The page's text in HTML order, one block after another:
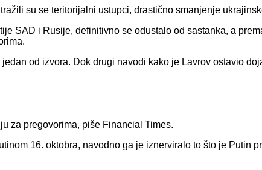
su se teritorijalni ustupci, drastično smanjenje
SAD i Rusije, definitivno se odustalo od sastanka, a
od izvora. Dok drugi navodi kako je Lavrov ostavio
za pregovorima, piše Financial Times.
16. oktobra, navodno ga je iznerviralo to što je